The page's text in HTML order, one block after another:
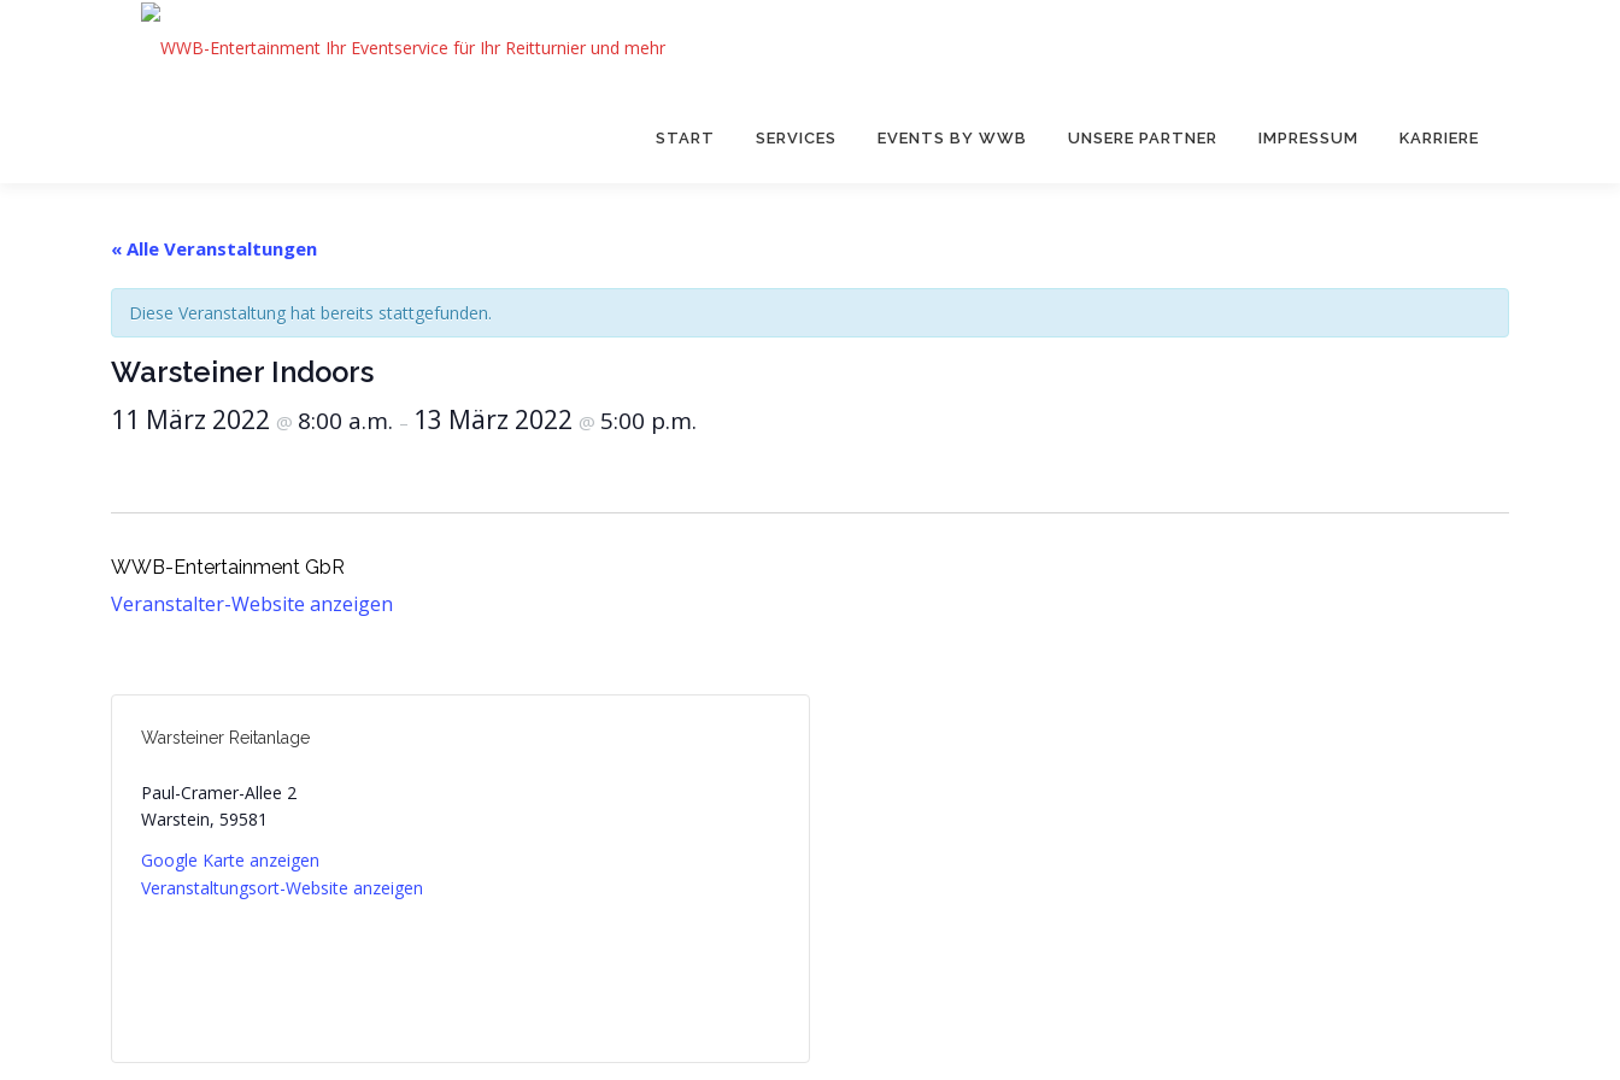
START SERVICES EVENTS BY WWB UNSERE PARTNER IMPRESSUM KARRIERE
« Alle Veranstaltungen
Diese Veranstaltung hat bereits stattgefunden.
Warsteiner Indoors
11 März 2022 @ 8:00 a.m. – 13 März 2022 @ 5:00 p.m.
WWB-Entertainment GbR
Veranstalter-Website anzeigen
Warsteiner Reitanlage
Paul-Cramer-Allee 2
Warstein, 59581
Google Karte anzeigen
Veranstaltungsort-Website anzeigen